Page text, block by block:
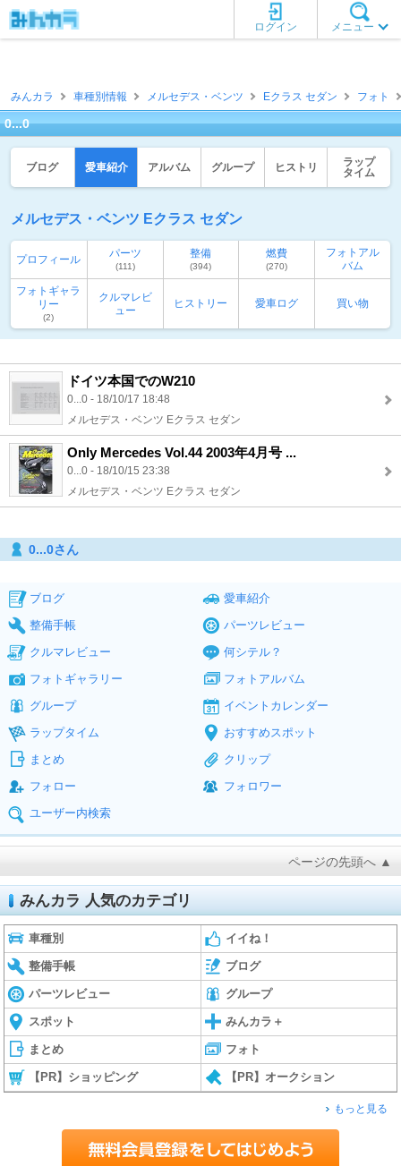
メニュー
ログイン
みんカラ 車種別情報 メルセデス・ベンツ Eクラス セダン フォト
0...0
ブログ 愛車紹介 アルバム グループ ヒストリ
ラップ
タイム
メルセデス・ベンツ Eクラス セダン
プロフィール パーツ
(111)
整備
(394)
燃費
(270)
フォトアル
バム
フォトギャラ
リー
(2)
クルマレビ
ュー
ヒストリー 愛車ログ 買い物
ドイツ本国でのW210
0...0 - 18/10/17 18:48
メルセデス・ベンツ Eクラス セダン
Only Mercedes Vol.44 2003年4月号 ...
0...0 - 18/10/15 23:38
メルセデス・ベンツ Eクラス セダン
0...0さん
ブログ
愛車紹介
整備手帳
パーツレビュー
クルマレビュー
何シテル？
フォトギャラリー
フォトアルバム
グループ
イベントカレンダー
ラップタイム
おすすめスポット
まとめ
クリップ
フォロー
フォロワー
ユーザー内検索
ページの先頭へ ▲
みんカラ 人気のカテゴリ
車種別 イイね！
整備手帳 ブログ
パーツレビュー グループ
スポット みんカラ＋
まとめ フォト
【PR】ショッピング 【PR】オークション
もっと見る